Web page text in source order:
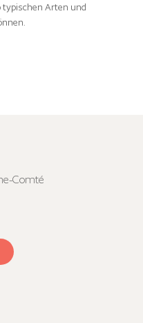
typischen Arten und
Comté